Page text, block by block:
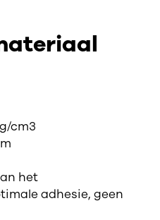
cm3
het
adhesie, geen